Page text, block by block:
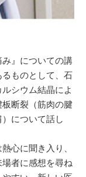
』についての講
ものとして、石
シウム結晶によ
断裂（筋肉の腱
について話し
心に聞き入り、
者に感想を尋ね